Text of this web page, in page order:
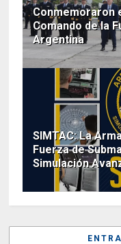
Conmemoraron
Comando de la
Argentina
SIMTAC: La
Fuerza de
Simulación